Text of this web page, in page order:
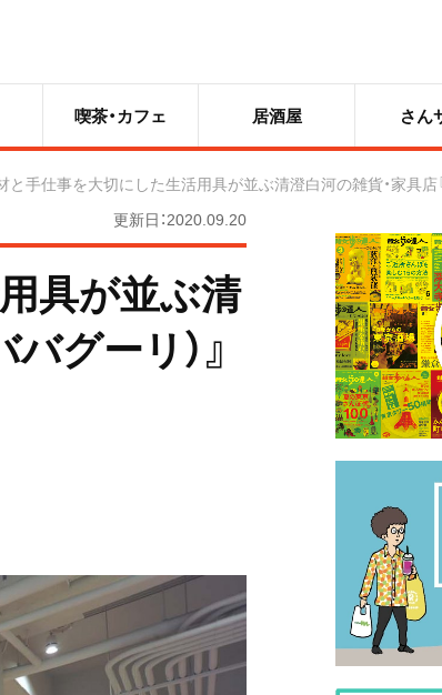
喫茶・カフェ 居酒屋 さん
と手仕事を大切にした生活用具が並ぶ清澄白河の雑貨・家具店
更新日：2020.09.20
具が並ぶ清
グーリ）』